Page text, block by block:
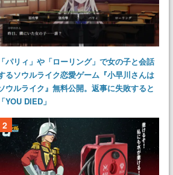
「パリィ」や「ローリング」で女の子と会話
るソウルライク恋愛ゲーム『小早川さんは
ウルライク』無料公開。返事に失敗すると
「YOU DIED」
2